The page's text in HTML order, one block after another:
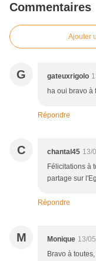
Commentaires
Ajouter
G gateuxrigolo
ha oui bravo à
Répondre
C chantal45 13/
Félicitations à
partage sur
Répondre
M Monique 13/
Bravo à